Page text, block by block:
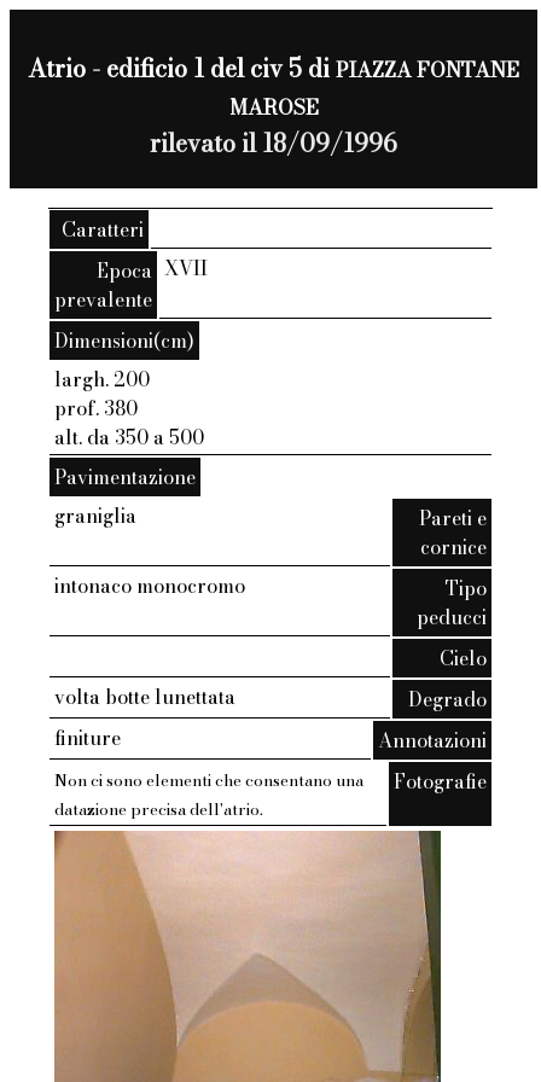
Atrio - edificio 1 del civ 5 diPIAZZA FONTANE
MAROSE
rilevato il 18/09/1996
Caratteri
Epoca
prevalente
XVII
Dimensioni(cm)
largh. 200
prof. 380
alt. da 350 a 500
Pavimentazione
graniglia
Pareti e
cornice
intonaco monocromo
Tipo
peducci
Cielo
volta botte lunettata
Degrado
finiture
Annotazioni
Non ci sono elementi che consentano una
datazione precisa dell'atrio.
Fotografie